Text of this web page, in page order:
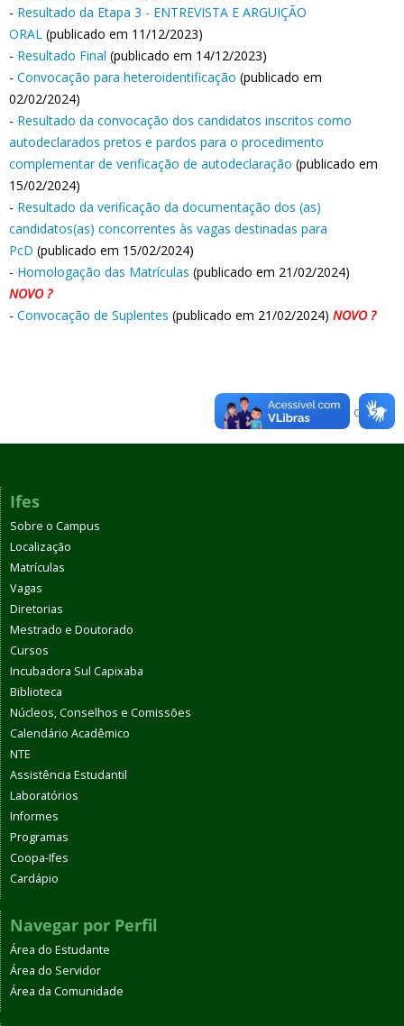
- Resultado da Etapa 3 - ENTREVISTA E ARGUIÇÃO
ORAL (publicado em 11/12/2023)
- Resultado Final (publicado em 14/12/2023)
- Convocação para heteroidentificação (publicado em
02/02/2024)
- Resultado da convocação dos candidatos inscritos como
autodeclarados pretos e pardos para o procedimento
complementar de verificação de autodeclaração (publicado em
15/02/2024)
- Resultado da verificação da documentação dos (as)
candidatos(as) concorrentes às vagas destinadas para
PcD (publicado em 15/02/2024)
- Homologação das Matrículas (publicado em 21/02/2024)
NOVO ?
- Convocação de Suplentes (publicado em 21/02/2024) NOVO ?
Voltar para o topo
Ifes
Sobre o Campus
Localização
Matrículas
Vagas
Diretorias
Mestrado e Doutorado
Cursos
Incubadora Sul Capixaba
Biblioteca
Núcleos, Conselhos e Comissões
Calendário Acadêmico
NTE
Assistência Estudantil
Laboratórios
Informes
Programas
Coopa-Ifes
Cardápio
Navegar por Perfil
Área do Estudante
Área do Servidor
Área da Comunidade